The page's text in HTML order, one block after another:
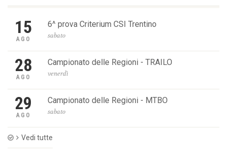
15
AGO
6^ prova Criterium CSI Trentino
sabato
28
AGO
Campionato delle Regioni - TRAILO
venerdì
29
AGO
Campionato delle Regioni - MTBO
sabato
Vedi tutte